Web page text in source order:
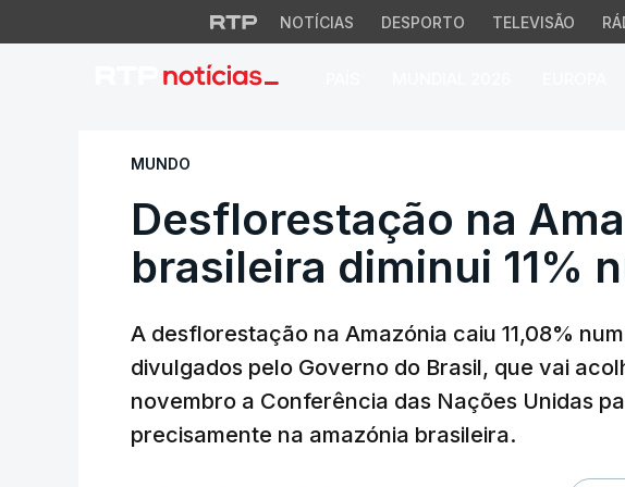
NOTÍCIAS DESPORTO TELEVISÃO
Desflorestação na
MUNDO
Desflorestação na
brasileira diminui 11%
A desflorestação na Amazónia caiu 11,08%
divulgados pelo Governo do Brasil, que vai
novembro a Conferência das Nações Unidas
precisamente na amazónia brasileira.